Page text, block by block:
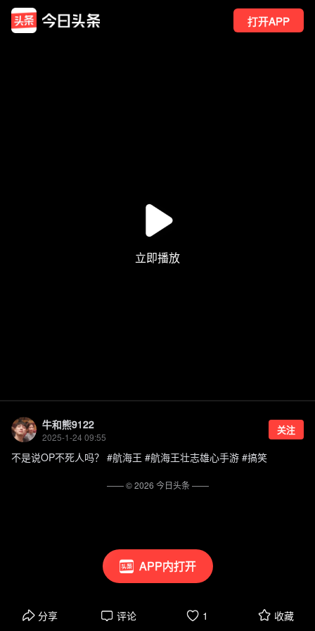
打开APP
APP内打开
牛和熊9122
2025-1-24 09:55
关注
不是说OP不死人吗？ #航海王 #航海王壮志雄心手游 #搞笑
分享 评论 1 收藏
—— ©2026 今日头条——